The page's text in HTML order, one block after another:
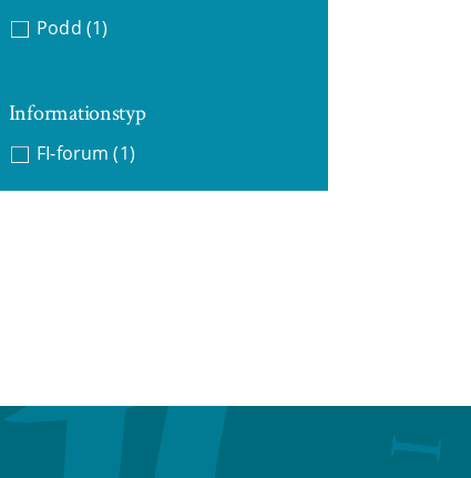
Podd (1)
Informationstyp
FI-forum (1)